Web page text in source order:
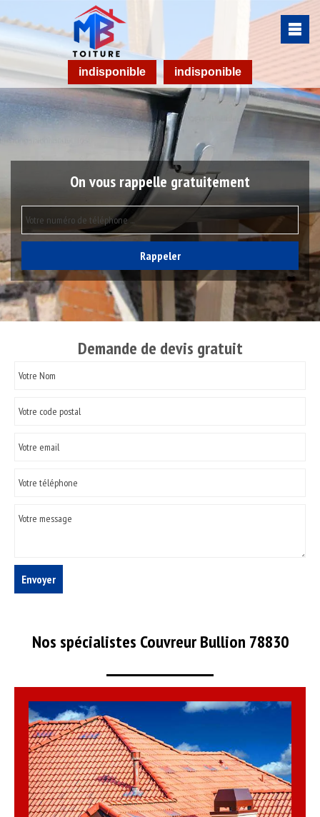
indisponible indisponible
On vous rappelle gratuitement
Demande de devis gratuit
Nos spécialistes Couvreur Bullion 78830